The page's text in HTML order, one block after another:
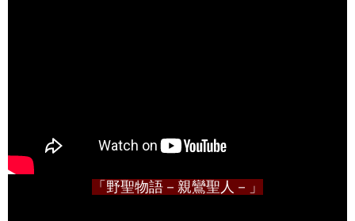
「 野聖物語－親鸞聖人－」